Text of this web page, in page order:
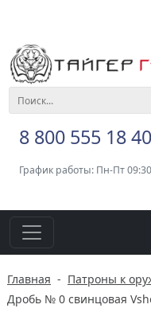
8 800 555 18 40
График работы: Пн-Пт
Главная - Патроны к
Дробь № 0 свинцовая